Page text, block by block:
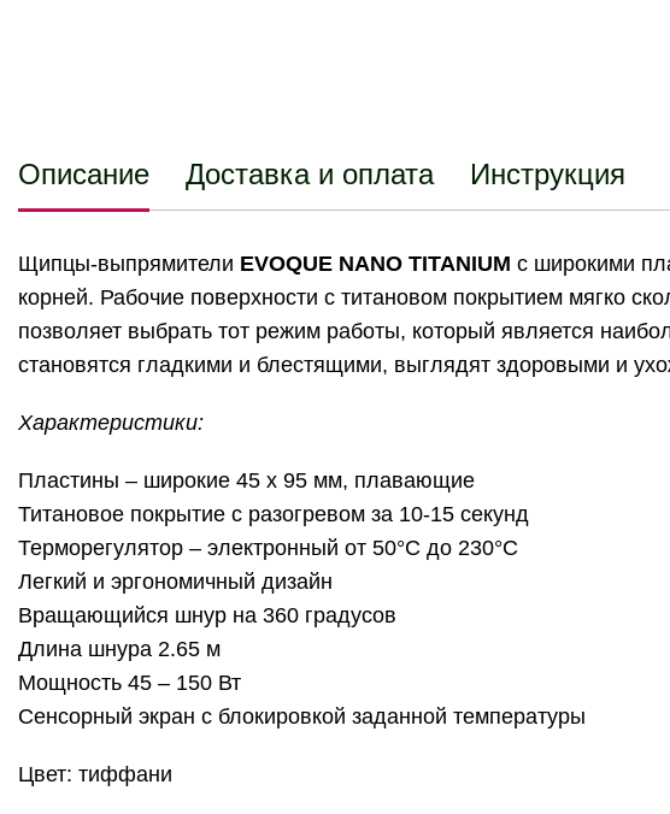
Описание Доставка и оплата Инструкция
Щипцы-выпрямители EVOQUE NANO TITANIUM c широкими
корней. Рабочие поверхности с титановом покрытием мягко
позволяет выбрать тот режим работы, который является
становятся гладкими и блестящими, выглядят здоровыми и
Характеристики:
Пластины – широкие 45 x 95 мм, плавающие
Титановое покрытие с разогревом за 10-15 секунд
Терморегулятор – электронный от 50°С до 230°С
Легкий и эргономичный дизайн
Вращающийся шнур на 360 градусов
Длина шнура 2.65 м
Мощность 45 – 150 Вт
Сенсорный экран с блокировкой заданной температуры
Цвет: тиффани